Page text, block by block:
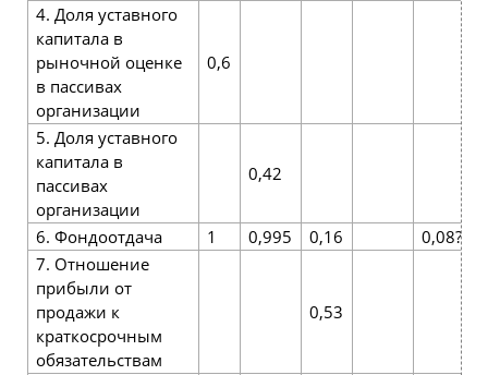
4. Доля уставного
капитала в
рыночной оценке
в пассивах
организации
0,6
5. Доля уставного
капитала в
пассивах
организации
0,42
6. Фондоотдача 1 0,995 0,16 0,08?
7. Отношение
прибыли от
продажи к
краткосрочным
обязательствам
0,53